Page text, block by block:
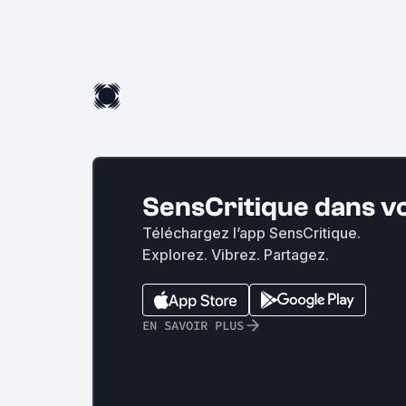
SensCritique dans
Téléchargez l’app SensCritique.
Explorez. Vibrez. Partagez.
EN SAVOIR PLUS